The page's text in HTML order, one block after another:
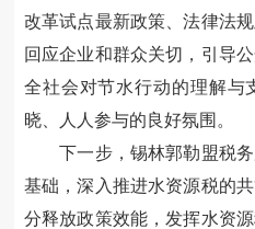
改革试点最新政策、法律法
回应企业和群众关切 ， 引导
全社会对节水行动的理解与
晓、人人参与的良好氛围 。
下一步， 锡林郭勒盟税
基础，深入推进水资源税的
分释放政策效能， 发挥水资